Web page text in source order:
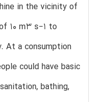
in the vicinity of
10 m3 s−1 to
At a consumption
could have basic
bathing,